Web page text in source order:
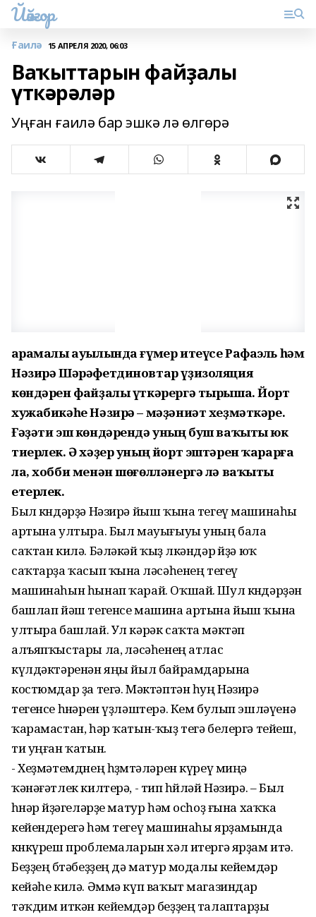
Йәйғор
Ғаилә 15 АПРЕЛЯ 2020, 06:03
Ваҡыттарын файҙалы
үткәрәләр
Уңған ғаилә бар эшкә лә өлгөрә
Ҡарамалы ауылында ғүмер итеүсе Рафаэль һәм
Нәзирә Шәрәфетдиновтар үҙизоляция
көндәрен файҙалы үткәрергә тырыша. Йорт
хужабикәһе Нәзирә – мәҙәниәт хеҙмәткәре.
Ғәҙәти эш көндәрендә уның буш ваҡыты юк
тиерлек. Ә хәҙер уның йорт эштәрен ҡарарға
ла, хобби менән шөғөлләнергә лә ваҡыты
етерлек.
Был көндәрҙә Нәзирә йыш ҡына тегеү машинаһы
артына ултыра. Был мауығыуы уның бала
саҡтан килә. Бәләкәй ҡыҙ өлкәндәр өйҙә юҡ
саҡтарҙа ҡасып ҡына өләсәһенең тегеү
машинаһын һынап ҡарай. Оҡшай. Шул көндәрҙән
башлап йәш тегенсе машина артына йыш ҡына
ултыра башлай. Ул кәрәк саҡта мәктәп
алъяпҡыстары ла, өләсәһенең атлас
күлдәктәренән яңы йыл байрамдарына
костюмдар ҙа тегә. Мәктәптән һуң Нәзирә
тегенсе һөнәрен үҙләштерә. Кем булып эшләүенә
ҡарамастан, һәр ҡатын-ҡыҙ тегә белергә тейеш,
ти уңған ҡатын.
- Хеҙмәтемднең һөҙөмтәләрен күреү миңә
ҡәнәғәтлек килтерә, - тип һөйләй Нәзирә. – Был
һөнәр өйҙәгеләрҙе матур һәм осһоҙ ғына хаҡҡа
кейендерегә һәм тегеү машинаһы ярҙамында
көнкүреш проблемаларын хәл итергә ярҙам итә.
Беҙҙең бөтәбеҙҙең дә матур модалы кейемдәр
кейәһе килә. Әммә күп ваҡыт магазиндар
тәҡдим иткән кейемдәр беҙҙең талаптарҙы